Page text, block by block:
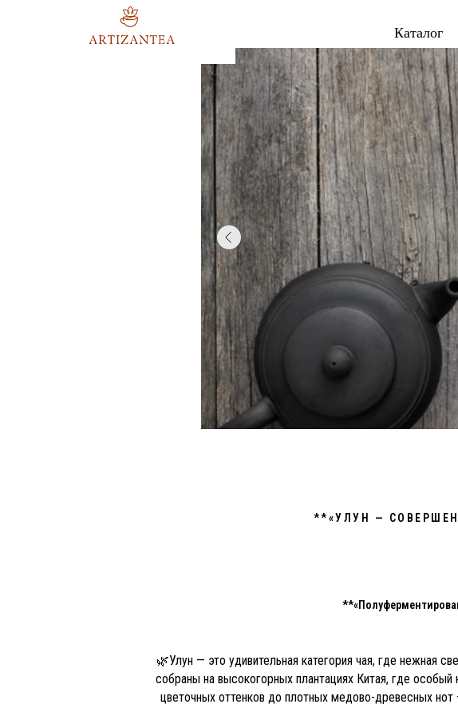
Каталог
**«УЛУН —
🌿Улун — это удивительная категория чая, где нежная
собраны на высокогорных плантациях Китая, где
цветочных оттенков до плотных медово-древесных